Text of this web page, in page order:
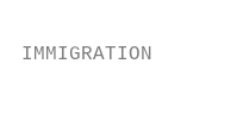
IMMIGRATION